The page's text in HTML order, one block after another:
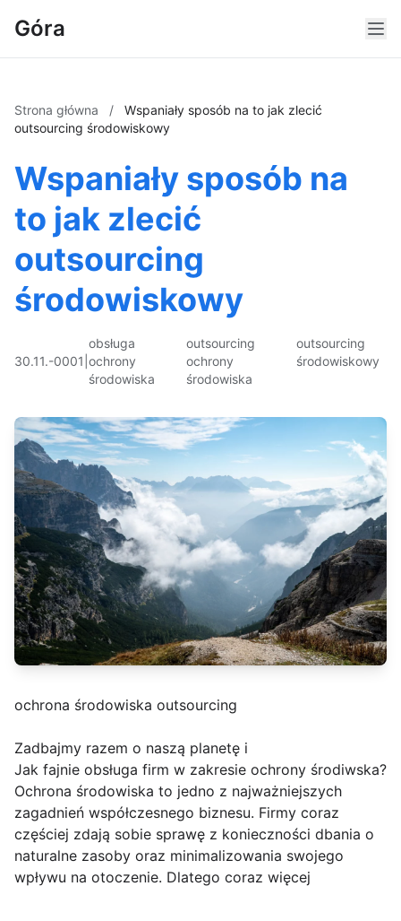
Góra
Strona główna /
Wspaniały sposób na to jak zlecić
outsourcing środowiskowy
Wspaniały sposób na
to jak zlecić
outsourcing
środowiskowy
30.11.-0001
obsługa
ochrony
środowiska
outsourcing
ochrony
środowiska
outsourcing
środowiskowy
ochrona środowiska outsourcing
Zadbajmy razem o naszą planetę i
Jak fajnie obsługa firm w zakresie ochrony środiwska?
Ochrona środowiska to jedno z najważniejszych
zagadnień współczesnego biznesu. Firmy coraz
częściej zdają sobie sprawę z konieczności dbania o
naturalne zasoby oraz minimalizowania swojego
wpływu na otoczenie. Dlatego coraz więcej